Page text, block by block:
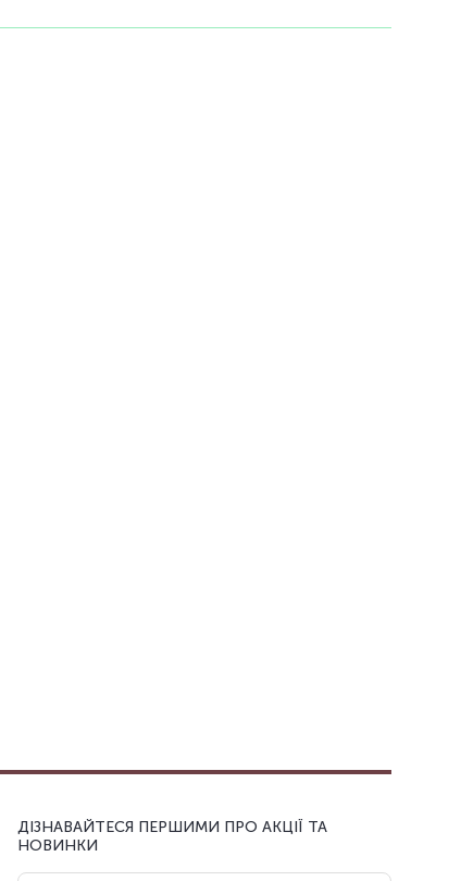
ДІЗНАВАЙТЕСЯ ПЕРШИМИ ПРО АКЦІЇ ТА
НОВИНКИ